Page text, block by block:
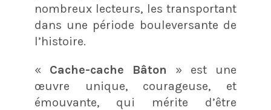
nombreux lecteurs, les transportant
dans une période bouleversante de
l’histoire.
« Cache-cache Bâton » est une
œuvre unique, courageuse, et
émouvante, qui mérite d’être